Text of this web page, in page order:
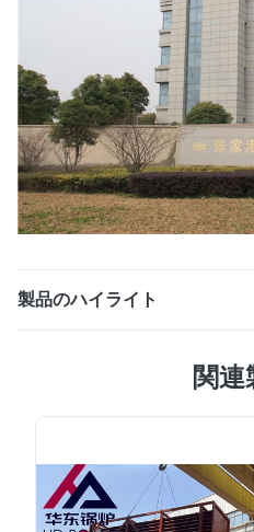
製品のハイライト
コノマイザの工場任意装置高
consumption.spiralのfinned
めにであるよい解決である
い寿命および他の欠点はひ
関連